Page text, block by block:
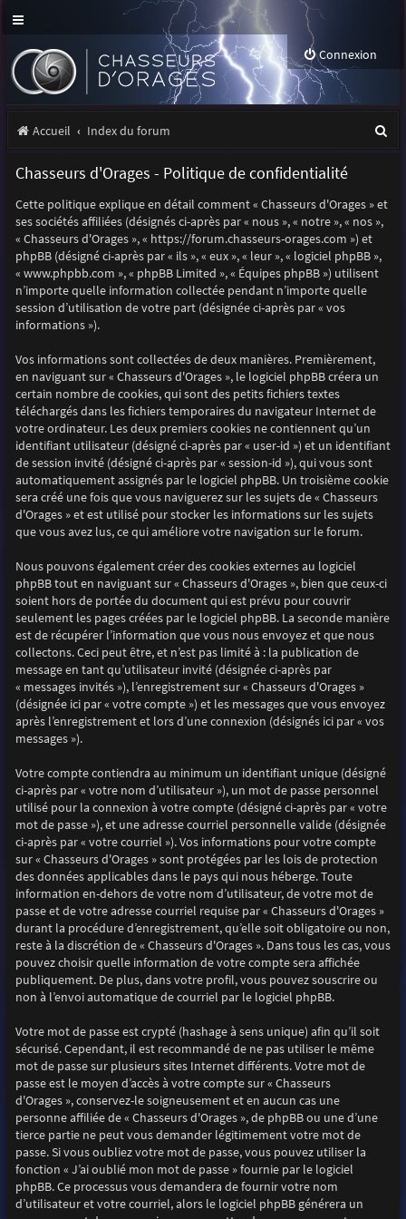
Connexion
Accueil Index du forum
Chasseurs d'Orages - Politique de confidentialité
Cette politique explique en détail comment « Chasseurs d'Orages » et
ses sociétés affiliées (désignés ci-après par « nous », « notre », « nos »,
« Chasseurs d'Orages », « https://forum.chasseurs-orages.com ») et
phpBB (désigné ci-après par « ils », « eux », « leur », « logiciel phpBB »,
« www.phpbb.com », « phpBB Limited », « Équipes phpBB ») utilisent
n’importe quelle information collectée pendant n’importe quelle
session d’utilisation de votre part (désignée ci-après par « vos
informations »).
Vos informations sont collectées de deux manières. Premièrement,
en naviguant sur « Chasseurs d'Orages », le logiciel phpBB créera un
certain nombre de cookies, qui sont des petits fichiers textes
téléchargés dans les fichiers temporaires du navigateur Internet de
votre ordinateur. Les deux premiers cookies ne contiennent qu’un
identifiant utilisateur (désigné ci-après par « user-id ») et un identifiant
de session invité (désigné ci-après par « session-id »), qui vous sont
automatiquement assignés par le logiciel phpBB. Un troisième cookie
sera créé une fois que vous naviguerez sur les sujets de « Chasseurs
d'Orages » et est utilisé pour stocker les informations sur les sujets
que vous avez lus, ce qui améliore votre navigation sur le forum.
Nous pouvons également créer des cookies externes au logiciel
phpBB tout en naviguant sur « Chasseurs d'Orages », bien que ceux-ci
soient hors de portée du document qui est prévu pour couvrir
seulement les pages créées par le logiciel phpBB. La seconde manière
est de récupérer l’information que vous nous envoyez et que nous
collectons. Ceci peut être, et n’est pas limité à : la publication de
message en tant qu’utilisateur invité (désignée ci-après par
« messages invités »), l’enregistrement sur « Chasseurs d'Orages »
(désignée ici par « votre compte ») et les messages que vous envoyez
après l’enregistrement et lors d’une connexion (désignés ici par « vos
messages »).
Votre compte contiendra au minimum un identifiant unique (désigné
ci-après par « votre nom d’utilisateur »), un mot de passe personnel
utilisé pour la connexion à votre compte (désigné ci-après par « votre
mot de passe »), et une adresse courriel personnelle valide (désignée
ci-après par « votre courriel »). Vos informations pour votre compte
sur « Chasseurs d'Orages » sont protégées par les lois de protection
des données applicables dans le pays qui nous héberge. Toute
information en-dehors de votre nom d’utilisateur, de votre mot de
passe et de votre adresse courriel requise par « Chasseurs d'Orages »
durant la procédure d’enregistrement, qu’elle soit obligatoire ou non,
reste à la discrétion de « Chasseurs d'Orages ». Dans tous les cas, vous
pouvez choisir quelle information de votre compte sera affichée
publiquement. De plus, dans votre profil, vous pouvez souscrire ou
non à l’envoi automatique de courriel par le logiciel phpBB.
Votre mot de passe est crypté (hashage à sens unique) afin qu’il soit
sécurisé. Cependant, il est recommandé de ne pas utiliser le même
mot de passe sur plusieurs sites Internet différents. Votre mot de
passe est le moyen d’accès à votre compte sur « Chasseurs
d'Orages », conservez-le soigneusement et en aucun cas une
personne affiliée de « Chasseurs d'Orages », de phpBB ou une d’une
tierce partie ne peut vous demander légitimement votre mot de
passe. Si vous oubliez votre mot de passe, vous pouvez utiliser la
fonction « J’ai oublié mon mot de passe » fournie par le logiciel
phpBB. Ce processus vous demandera de fournir votre nom
d’utilisateur et votre courriel, alors le logiciel phpBB générera un